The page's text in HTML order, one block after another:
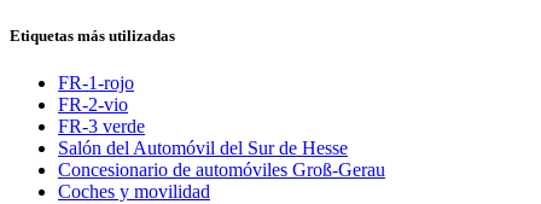
Etiquetas más utilizadas
FR-1-rojo
FR-2-vio
FR-3 verde
Salón del Automóvil del Sur de Hesse
Concesionario de automóviles Groß-Gerau
Coches y movilidad